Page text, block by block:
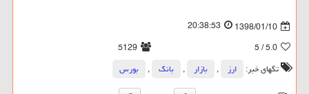
1398/01/10
20:38:53
5.0
/ 5
5129
تگهای خبر:
ارز , بازار , بانك ,
بورس